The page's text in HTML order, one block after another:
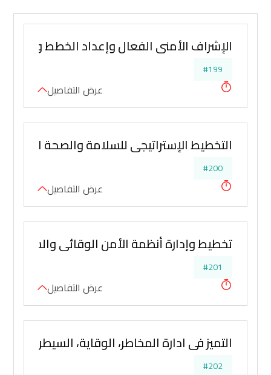
الإشراف الأمني الفعال وإعداد الخطط
#199
عرض التفاصيل
التخطيط الإستراتيجي للسلامة والصحة المهنية
#200
عرض التفاصيل
تخطيط وإدارة أنظمة الأمن الوقائي والسلامة
#201
عرض التفاصيل
التميز في ادارة المخاطر، الوقاية، السيطرة،
#202